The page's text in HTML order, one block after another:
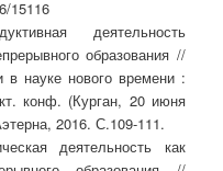
15116
деятельность
образования //
в науке нового времени :
конф. (Курган, 20 июня
2016. С.109-111.
деятельность как